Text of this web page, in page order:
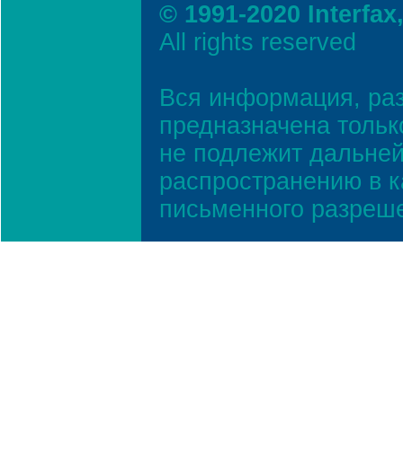
© 1991-2020
All rights reserved
Вся информация,
предназначена
не подлежит
распространению в
письменного